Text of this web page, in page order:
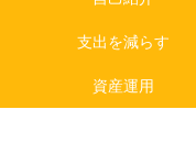
支出を減らす
資産運用